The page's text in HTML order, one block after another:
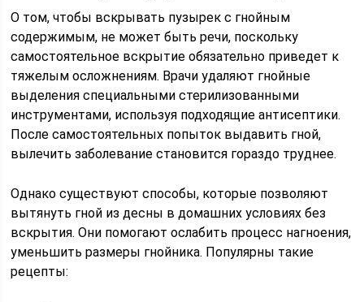
О том, чтобы вскрывать пузырек с гнойным
содержимым, не может быть речи, поскольку
самостоятельное вскрытие обязательно приведет к
тяжелым осложнениям. Врачи удаляют гнойные
выделения специальными стерилизованными
инструментами, используя подходящие антисептики.
После самостоятельных попыток выдавить гной,
вылечить заболевание становится гораздо труднее.
Однако существуют способы, которые позволяют
вытянуть гной из десны в домашних условиях без
вскрытия. Они помогают ослабить процесс нагноения,
уменьшить размеры гнойника. Популярны такие
рецепты: